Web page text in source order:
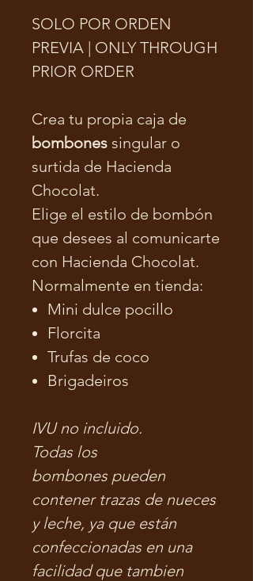
SOLO POR ORDEN
PREVIA | ONLY THROUGH
PRIOR ORDER
Crea tu propia caja de
bombones singular o
surtida de Hacienda
Chocolat.
Elige el estilo de bombón
que desees al comunicarte
con Hacienda Chocolat.
Normalmente en tienda:
Mini dulce pocillo
Florcita
Trufas de coco
Brigadeiros
IVU no incluido.
Todas los
bombones pueden
contener trazas de nueces
y leche, ya que están
confeccionadas en una
facilidad que tambien